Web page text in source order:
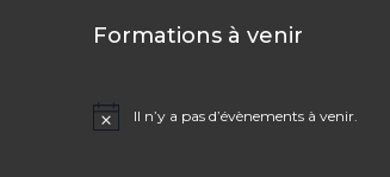
Formations à venir
Notice Il n’y a pas d’évènements à venir.